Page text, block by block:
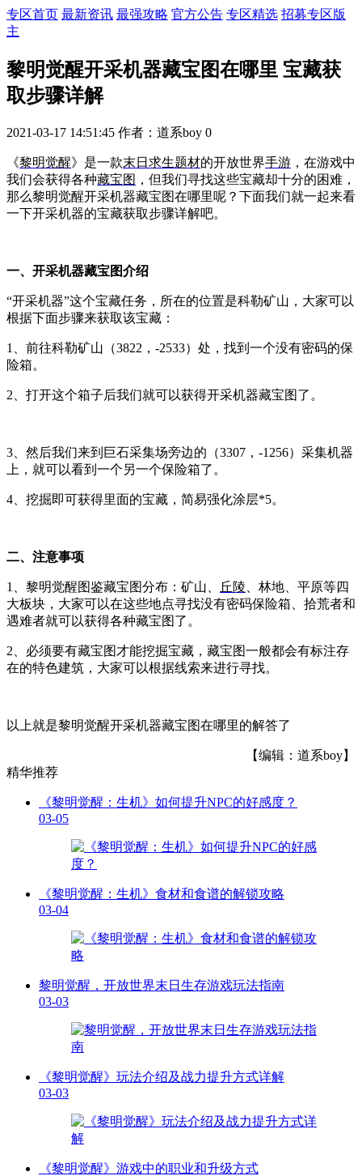
专区首页 最新资讯 最强攻略 官方公告 专区精选 招募专区版
主
黎明觉醒开采机器藏宝图在哪里 宝藏获
取步骤详解
2021-03-17 14:51:45 作者：道系boy 0
《黎明觉醒》是一款末日 求生题材的开放世界手游 ，在游戏中
我们会获得各种藏宝图 ，但我们寻找这些宝藏却十分的困难，
那么黎明觉醒开采机器藏宝图在哪里呢？下面我们就一起来看
一下开采机器的宝藏获取步骤详解吧。
一、开采机器藏宝图介绍
“开采机器”这个宝藏任务，所在的位置是科勒矿山，大家可以
根据下面步骤来获取该宝藏：
1、前往科勒矿山（3822，-2533）处，找到一个没有密码的保
险箱。
2、打开这个箱子后我们就可以获得开采机器藏宝图了。
3、然后我们来到巨石采集场旁边的（3307，-1256）采集机器
上，就可以看到一个另一个保险箱了。
4、挖掘即可获得里面的宝藏，简易强化涂层*5。
二、注意事项
1、黎明觉醒图鉴藏宝图分布 ：矿山、 丘陵 、林地、平原等四
大板块，大家可以在这些地点寻找没有密码保险箱、拾荒者和
遇难者就可以获得各种藏宝图了。
2、必须要有藏宝图才能挖掘宝藏，藏宝图一般都会有标注存
在的特色建筑，大家可以根据线索来进行寻找。
以上就是黎明觉醒开采机器藏宝图在哪里的解答了
【编辑：道系boy】
精华推荐
《黎明觉醒：生机》如何提升NPC的好感度？
03-05
《黎明觉醒：生机》食材和食谱的解锁攻略
03-04
黎明觉醒，开放世界末日生存游戏玩法指南
03-03
《黎明觉醒》玩法介绍及战力提升方式详解
03-03
《黎明觉醒》游戏中的职业和升级方式